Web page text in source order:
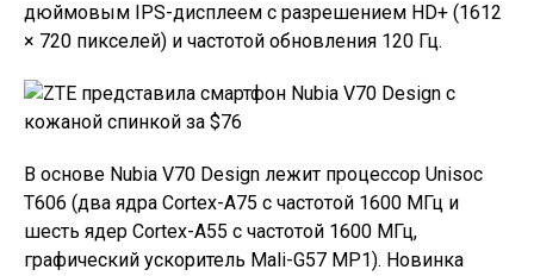
дюймовым IPS-дисплеем с разрешением HD+ (1612
× 720 пикселей) и частотой обновления 120 Гц.
В основе Nubia V70 Design лежит процессор Unisoc
T606 (два ядра Cortex-A75 с частотой 1600 МГц и
шесть ядер Cortex-A55 с частотой 1600 МГц,
графический ускоритель Mali-G57 MP1). Новинка